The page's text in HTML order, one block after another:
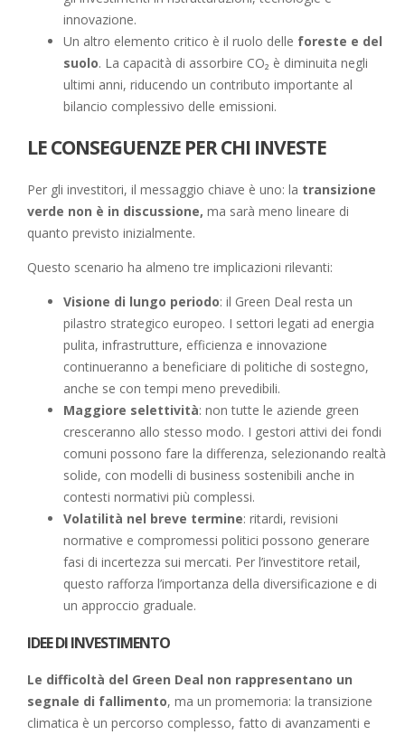
innovazione.
Un altro elemento critico è il ruolo delle foreste e del
suolo. La capacità di assorbire CO₂ è diminuita negli
ultimi anni, riducendo un contributo importante al
bilancio complessivo delle emissioni.
LE CONSEGUENZE PER CHI INVESTE
Per gli investitori, il messaggio chiave è uno: la transizione
verde non è in discussione, ma sarà meno lineare di
quanto previsto inizialmente.
Questo scenario ha almeno tre implicazioni rilevanti:
Visione di lungo periodo: il Green Deal resta un
pilastro strategico europeo. I settori legati ad energia
pulita, infrastrutture, efficienza e innovazione
continueranno a beneficiare di politiche di sostegno,
anche se con tempi meno prevedibili.
Maggiore selettività: non tutte le aziende green
cresceranno allo stesso modo. I gestori attivi dei fondi
comuni possono fare la differenza, selezionando realtà
solide, con modelli di business sostenibili anche in
contesti normativi più complessi.
Volatilità nel breve termine: ritardi, revisioni
normative e compromessi politici possono generare
fasi di incertezza sui mercati. Per l’investitore retail,
questo rafforza l’importanza della diversificazione e di
un approccio graduale.
IDEE DI INVESTIMENTO
Le difficoltà del Green Deal non rappresentano un
segnale di fallimento, ma un promemoria: la transizione
climatica è un percorso complesso, fatto di avanzamenti e